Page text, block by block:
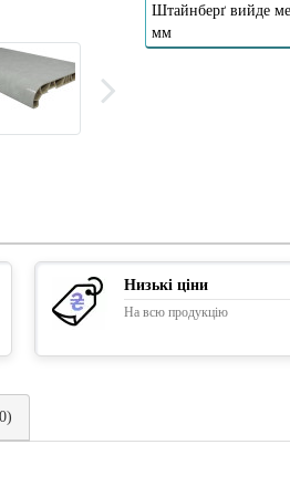
Штайнберґ вийде
мм
Низькі ціни
На всю продукцію